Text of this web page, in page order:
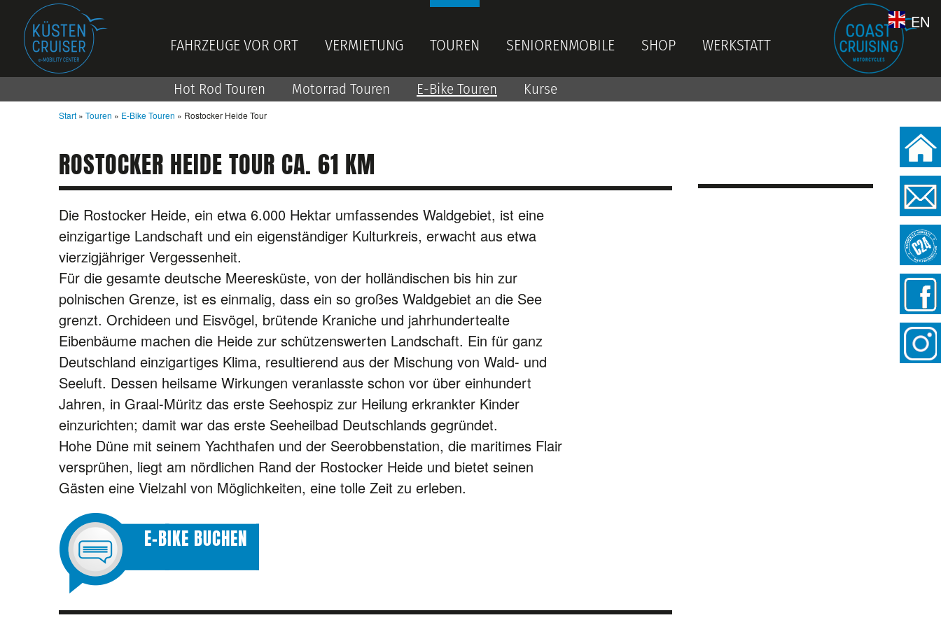
FAHRZEUGE VOR ORT VERMIETUNG TOUREN
Hot Rod Touren Motorrad Touren E-Bike Touren Kurse
SENIORENMOBILE SHOP WERKSTATT
EN
Start » Touren » E-Bike Touren » Rostocker Heide Tour
ROSTOCKER HEIDE TOUR CA. 61 KM
Die Rostocker Heide, ein etwa 6.000 Hektar umfassendes Waldgebiet, ist eine
einzigartige Landschaft und ein eigenständiger Kulturkreis, erwacht aus etwa
vierzigjähriger Vergessenheit.
Für die gesamte deutsche Meeresküste, von der holländischen bis hin zur
polnischen Grenze, ist es einmalig, dass ein so großes Waldgebiet an die See
grenzt. Orchideen und Eisvögel, brütende Kraniche und jahrhundertealte
Eibenbäume machen die Heide zur schützenswerten Landschaft. Ein für ganz
Deutschland einzigartiges Klima, resultierend aus der Mischung von Wald- und
Seeluft. Dessen heilsame Wirkungen veranlasste schon vor über einhundert
Jahren, in Graal-Müritz das erste Seehospiz zur Heilung erkrankter Kinder
einzurichten; damit war das erste Seeheilbad Deutschlands gegründet.
Hohe Düne mit seinem Yachthafen und der Seerobbenstation, die maritimes Flair
versprühen, liegt am nördlichen Rand der Rostocker Heide und bietet seinen
Gästen eine Vielzahl von Möglichkeiten, eine tolle Zeit zu erleben.
E-BIKE BUCHEN